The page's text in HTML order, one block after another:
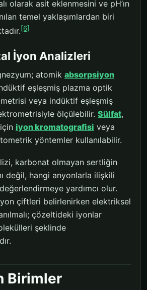
olarak asit eklenmesini ve pH’ın
temel yaklaşımlardan biri
[6]
İyon Analizleri
atomik absorpsiyon
eşleşmiş plazma optik
veya indüktif eşleşmiş
ölçülebilir. Sülfat,
için iyon kromatografisi veya
yöntemler kullanılabilir.
karbonat olmayan sertliğin
değil, hangi anyonlarla ilişkili
yardımcı olur.
çiftleri belirlenirken elektriksel
çözeltideki iyonlar
şeklinde
Birimler